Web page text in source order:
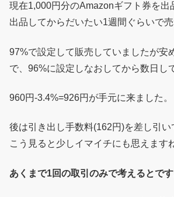
現在1,000円分のAmazonギフト券を出
出品してからだいたい1週間ぐらいで売
97%で設定して販売していましたが安
で、96%に設定しなおしてから数日し
960円-3.4%=926円が手元に来ました。
後は引き出し手数料(162円)を差し引い
こう見ると少しイマイチにも思えます
あくまで1回の取引のみで考えるとです